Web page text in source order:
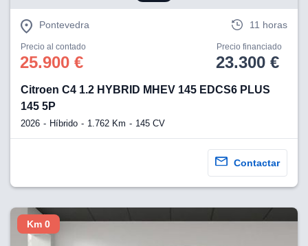
Pontevedra 11 horas
Precio al contado
25.900 €
Precio financiado
23.300 €
Citroen C4 1.2 HYBRID MHEV 145 EDCS6 PLUS
145 5P
2026 Híbrido 1.762 Km 145 CV
Contactar
Km 0